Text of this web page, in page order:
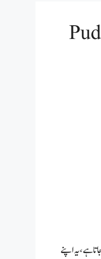
ہے ، یہ اپنے